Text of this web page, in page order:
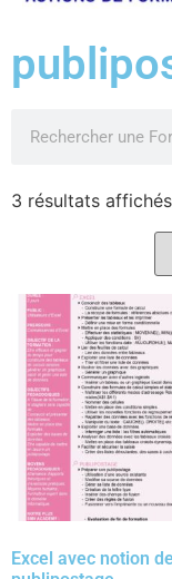
3 résultats affichés
Excel avec notion de